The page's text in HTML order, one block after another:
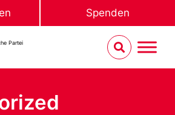
Spenden
Partei